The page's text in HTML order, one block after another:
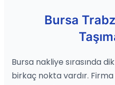
Bursa
Bursa nakliye sırasında
birkaç nokta vardır.